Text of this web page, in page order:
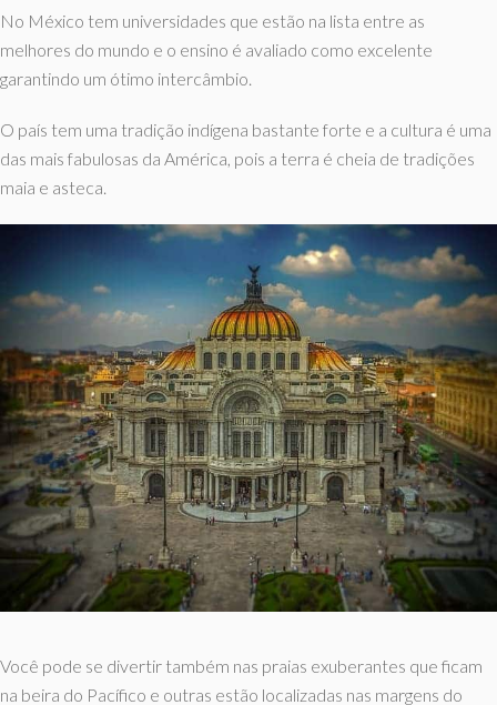
No México tem universidades que estão na lista entre as
melhores do mundo e o ensino é avaliado como excelente
garantindo um ótimo intercâmbio.
O país tem uma tradição indígena bastante forte e a cultura é uma
das mais fabulosas da América, pois a terra é cheia de tradições
maia e asteca.
Você pode se divertir também nas praias exuberantes que ficam
na beira do Pacífico e outras estão localizadas nas margens do